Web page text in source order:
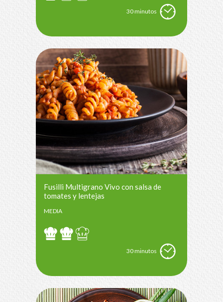
30 minutos
Fusilli Multigrano Vivo con salsa de
tomates y lentejas
MEDIA
30 minutos